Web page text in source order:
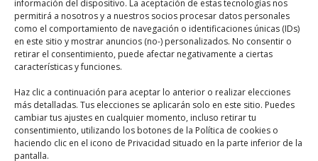
información del dispositivo. La aceptación de estas tecnologías nos
permitirá a nosotros y a nuestros socios procesar datos personales
como el comportamiento de navegación o identificaciones únicas (IDs)
en este sitio y mostrar anuncios (no-) personalizados. No consentir o
retirar el consentimiento, puede afectar negativamente a ciertas
características y funciones.
Haz clic a continuación para aceptar lo anterior o realizar elecciones
más detalladas. Tus elecciones se aplicarán solo en este sitio. Puedes
cambiar tus ajustes en cualquier momento, incluso retirar tu
consentimiento, utilizando los botones de la Política de cookies o
haciendo clic en el icono de Privacidad situado en la parte inferior de la
pantalla.
Las Ramblas Golfse encuentra ubicado en
Av. Ramblas de Oleza, 37, 03189 Dehesa de
Campoamor, Alicante, España, utiliza el